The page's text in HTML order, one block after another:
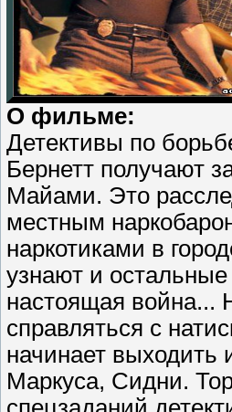
О фильме:
Детективы по
Бернетт получают
Майами. Это
местным
наркотиками в
узнают и остальные
настоящая война...
справляться с
начинает выходить
Маркуса, Сидни.